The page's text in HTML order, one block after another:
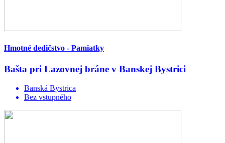
Hmotné dedičstvo - Pamiatky
Bašta pri Lazovnej bráne v Banskej Bystrici
Banská Bystrica
Bez vstupného